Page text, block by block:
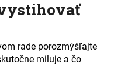
rade porozmýšľajte
miluje a čo